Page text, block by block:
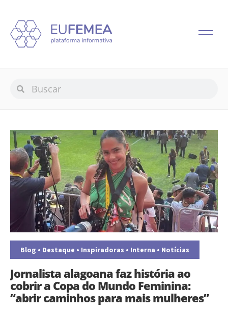
Blog • Destaque • Inspiradoras • Interna • Notícias
Jornalista alagoana faz história ao
cobrir a Copa do Mundo Feminina:
“abrir caminhos para mais mulheres”